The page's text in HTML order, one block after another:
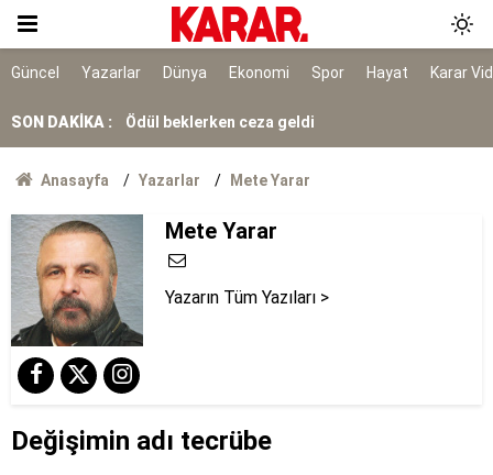
Güncel Yazarlar Dünya Ekonomi Spor Hayat Karar
SON DAKİKA :
İstanbul'da gece boyu nem uyarısı: Yüzde 96'ya
çıkacak
Genel Müdürlüğü’ne
Ödül beklerken ceza geldi
Rusya açıklarındaki Türk gemisine İHA saldırısı
O bizim yoldaşımız
Anasayfa Yazarlar Mete Yarar
Mete Yarar
Yazarın Tüm Yazıları >
Değişimin adı tecrübe